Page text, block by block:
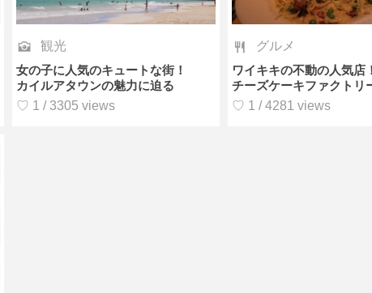
観光
女の子に人気のキュートな街！
カイルアタウンの魅力に迫る
♡ 1 / 3305 views
グルメ
ワイキキの不動の人気店！
チーズケーキファクトリ
♡ 1 / 4281 views